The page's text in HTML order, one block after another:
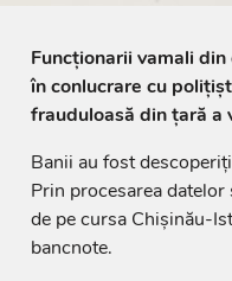
Funcționarii vamali
în conlucrare cu
frauduloasă din țară a
Banii au fost
Prin procesarea
de pe cursa Chișinău-
bancnote.